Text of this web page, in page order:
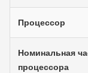
Процессор
Номинальная
процессора